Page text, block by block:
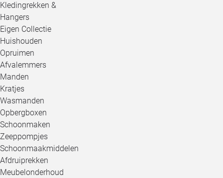
Kledingrekken &
Hangers
Eigen Collectie
Huishouden
Opruimen
Afvalemmers
Manden
Kratjes
Wasmanden
Opbergboxen
Schoonmaken
Zeeppompjes
Schoonmaakmiddelen
Afdruiprekken
Meubelonderhoud